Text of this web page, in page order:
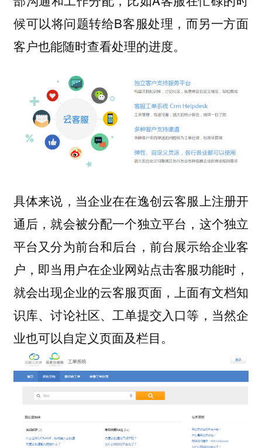
候可以将问题转给B客服处理，而另一方面
客户也能随时查看处理的进度。
具体来说，当企业在在逸创云客服上注册开
通后，就会被分配一个独立平台，这个独立
平台又分为前台和后台，前台展示给企业客
户，即当用户在企业网站点击客服功能时，
就会出现企业的云客服页面，上面有文档知
识库、讨论社区、工单提交入口等，当然企
业也可以自定义页面及栏目。